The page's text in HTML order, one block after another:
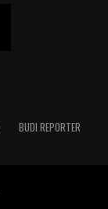
BUDI REPORTER